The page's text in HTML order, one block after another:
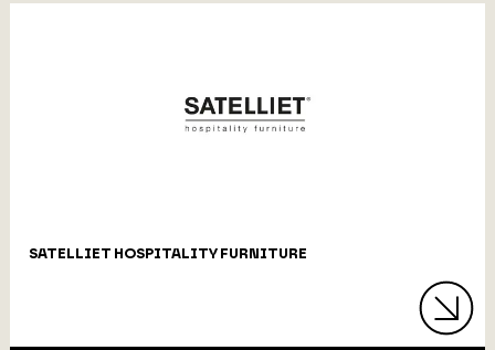
SATELLIET HOSPITALITY FURNITURE